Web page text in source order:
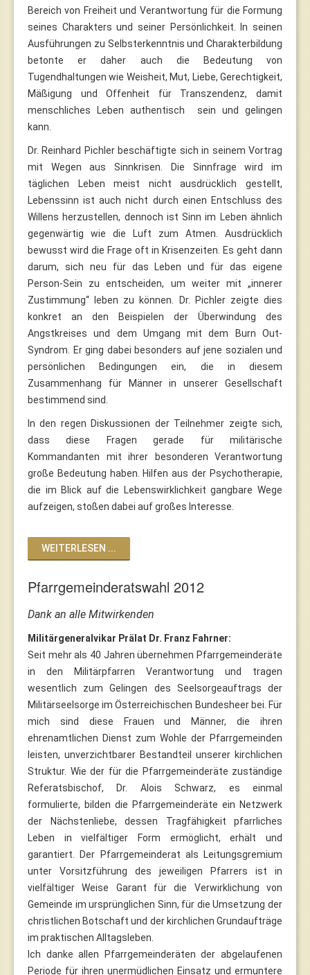
Bereich von Freiheit und Verantwortung für die Formung
seines Charakters und seiner Persönlichkeit. In seinen
Ausführungen zu Selbsterkenntnis und Charakterbildung
betonte er daher auch die Bedeutung von
Tugendhaltungen wie Weisheit, Mut, Liebe, Gerechtigkeit,
Mäßigung und Offenheit für Transzendenz, damit
menschliches Leben authentisch sein und gelingen
kann.
Dr. Reinhard Pichler beschäftigte sich in seinem Vortrag
mit Wegen aus Sinnkrisen. Die Sinnfrage wird im
täglichen Leben meist nicht ausdrücklich gestellt,
Lebenssinn ist auch nicht durch einen Entschluss des
Willens herzustellen, dennoch ist Sinn im Leben ähnlich
gegenwärtig wie die Luft zum Atmen. Ausdrücklich
bewusst wird die Frage oft in Krisenzeiten. Es geht dann
darum, sich neu für das Leben und für das eigene
Person-Sein zu entscheiden, um weiter mit „innerer
Zustimmung“ leben zu können. Dr. Pichler zeigte dies
konkret an den Beispielen der Überwindung des
Angstkreises und dem Umgang mit dem Burn Out-
Syndrom. Er ging dabei besonders auf jene sozialen und
persönlichen Bedingungen ein, die in diesem
Zusammenhang für Männer in unserer Gesellschaft
bestimmend sind.
In den regen Diskussionen der Teilnehmer zeigte sich,
dass diese Fragen gerade für militärische
Kommandanten mit ihrer besonderen Verantwortung
große Bedeutung haben. Hilfen aus der Psychotherapie,
die im Blick auf die Lebenswirklichkeit gangbare Wege
aufzeigen, stoßen dabei auf großes Interesse.
WEITERLESEN ...
Pfarrgemeinderatswahl 2012
Dank an alle Mitwirkenden
Militärgeneralvikar Prälat Dr. Franz Fahrner:
Seit mehr als 40 Jahren übernehmen Pfarrgemeinderäte
in den Militärpfarren Verantwortung und tragen
wesentlich zum Gelingen des Seelsorgeauftrags der
Militärseelsorge im Österreichischen Bundesheer bei. Für
mich sind diese Frauen und Männer, die ihren
ehrenamtlichen Dienst zum Wohle der Pfarrgemeinden
leisten, unverzichtbarer Bestandteil unserer kirchlichen
Struktur. Wie der für die Pfarrgemeinderäte zuständige
Referatsbischof, Dr. Alois Schwarz, es einmal
formulierte, bilden die Pfarrgemeinderäte ein Netzwerk
der Nächstenliebe, dessen Tragfähigkeit pfarrliches
Leben in vielfältiger Form ermöglicht, erhält und
garantiert. Der Pfarrgemeinderat als Leitungsgremium
unter Vorsitzführung des jeweiligen Pfarrers ist in
vielfältiger Weise Garant für die Verwirklichung von
Gemeinde im ursprünglichen Sinn, für die Umsetzung der
christlichen Botschaft und der kirchlichen Grundaufträge
im praktischen Alltagsleben.
Ich danke allen Pfarrgemeinderäten der abgelaufenen
Periode für ihren unermüdlichen Einsatz und ermuntere